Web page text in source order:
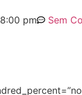
8:00 pm Sem